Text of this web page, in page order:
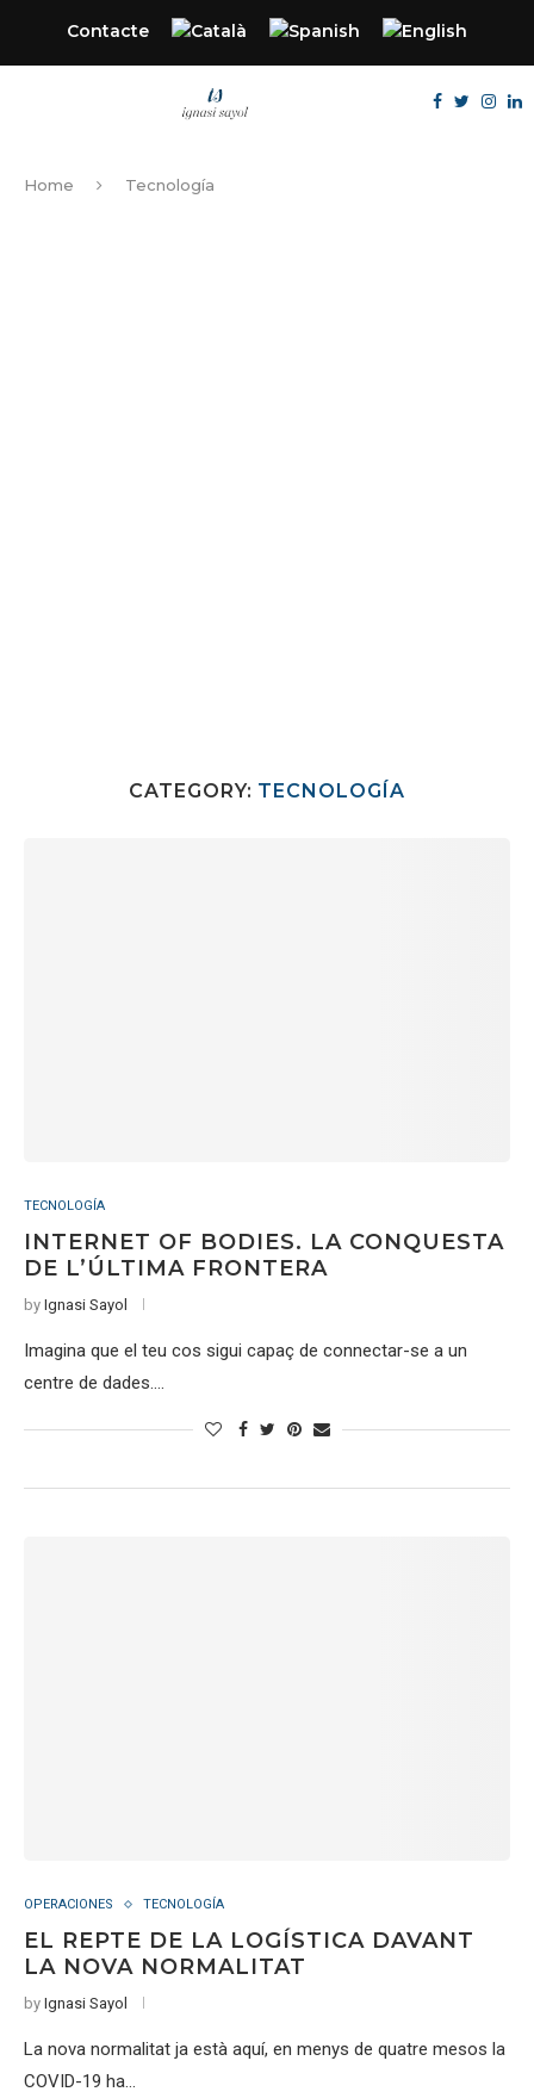
Contacte
Home Tecnología
CATEGORY: TECNOLOGÍA
TECNOLOGÍA
INTERNET OF BODIES. LA CONQUESTA
DE L’ÚLTIMA FRONTERA
by Ignasi Sayol
Imagina que el teu cos sigui capaç de connectar-se a un
centre de dades.…
OPERACIONES TECNOLOGÍA
EL REPTE DE LA LOGÍSTICA DAVANT
LA NOVA NORMALITAT
by Ignasi Sayol
La nova normalitat ja està aquí, en menys de quatre mesos la
COVID-19 ha…